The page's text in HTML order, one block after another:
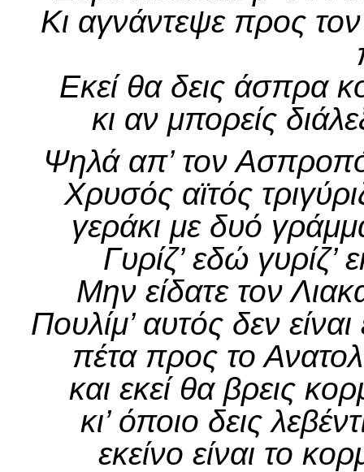
Κι αγνάντεψε προς
Εκεί θα δεις άσπρα
κι αν μπορείς
Ψηλά απ’ τον
Χρυσός αϊτός
γεράκι με δυό
Γυρίζ’ εδώ γυρίζ’
Μην είδατε τον
Πουλίμ’ αυτός δεν
πέτα προς το
και εκεί θα βρεις
κι’ όποιο δεις
εκείνο είναι το